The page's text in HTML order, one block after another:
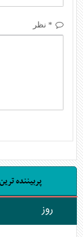
* نظر
پربیننده
روز